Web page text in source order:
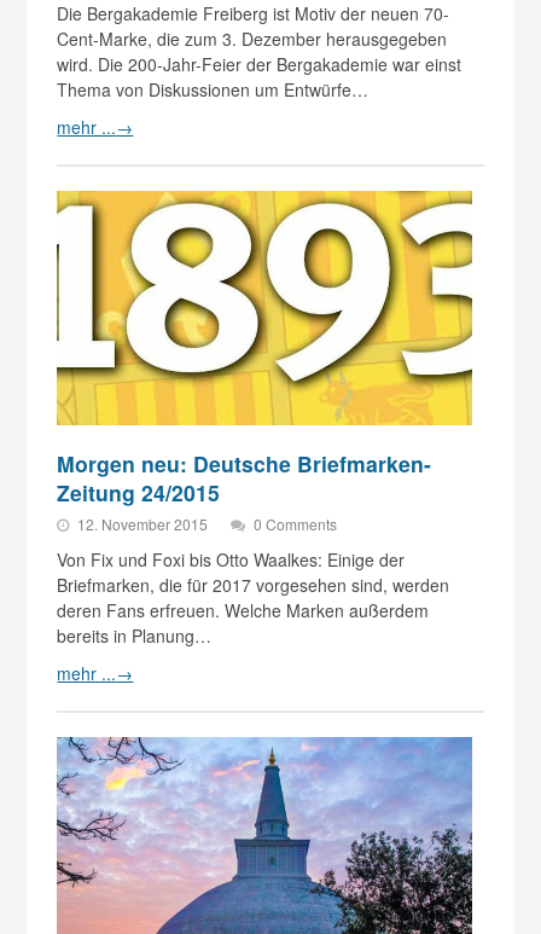
Die Bergakademie Freiberg ist Motiv der neuen 70-
Cent-Marke, die zum 3. Dezember herausgegeben
wird. Die 200-Jahr-Feier der Bergakademie war einst
Thema von Diskussionen um Entwürfe…
mehr ...→
Morgen neu: Deutsche Briefmarken-
Zeitung 24/2015
12. November 2015 0 Comments
Von Fix und Foxi bis Otto Waalkes: Einige der
Briefmarken, die für 2017 vorgesehen sind, werden
deren Fans erfreuen. Welche Marken außerdem
bereits in Planung…
mehr ...→